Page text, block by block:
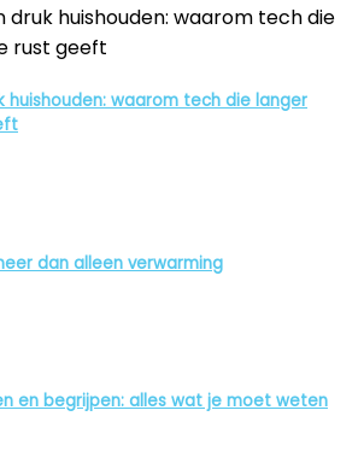
huishouden: waarom tech die langer
dan alleen verwarming
en begrijpen: alles wat je moet weten